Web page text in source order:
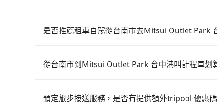
06:21一直到23:27，嘉義-台中一天最多有60班次
車站前排班的計程車，搭上小黃後約花45分鐘、
大城市的20倍。縱使幸運攔到一輛小黃了，台南
是否推薦租車自駕從台南市去Mitsui Outlet Park
天就要來回，那在台南路邊可隨租隨借的iRent應
小時40元路邊停車費用預估進去，但額外的汽車
從台南市到Mitsui Outlet Park 台中港叫計程車划
算，價格約為2,835~3,400元間。不過台南市僅有
預定旅步接送服務，是否有提供額外tripool 優惠碼